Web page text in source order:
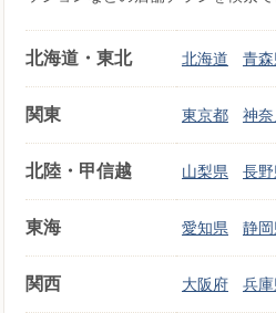
北海道・東北 北海道 青森
関東 東京都 神
北陸・甲信越 山梨県 長野
東海 愛知県 静岡
関西 大阪府 兵庫